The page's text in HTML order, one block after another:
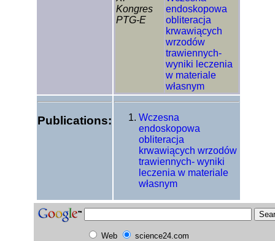
Kongres
PTG-E
endoskopowa
obliteracja
krwawiących
wrzodów
trawiennych-
wyniki leczenia
w materiale
własnym
Publications:
Wczesna
endoskopowa
obliteracja
krwawiących wrzodów
trawiennych- wyniki
leczenia w materiale
własnym
Web science24.com